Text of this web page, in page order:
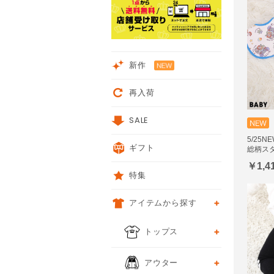
5/
総柄ス
￥
新作
再入荷
SALE
ギフト
特集
アイテムから探す
トップス
アウター